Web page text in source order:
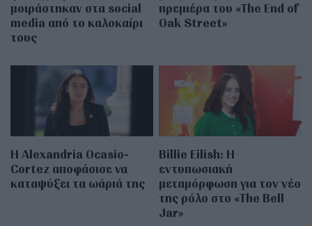
μοιράστηκαν στα social
media από το καλοκαίρι
τους
πρεμιέρα του «The End of
Oak Street»
Η Alexandria Ocasio-
Cortez αποφάσισε να
καταψύξει τα ωάριά της
Billie Eilish: Η
εντυπωσιακή
μεταμόρφωση για τον νέο
της ρόλο στο «The Bell
Jar»